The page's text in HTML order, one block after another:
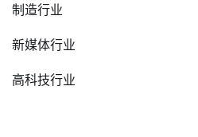
制造行业
新媒体行业
高科技行业